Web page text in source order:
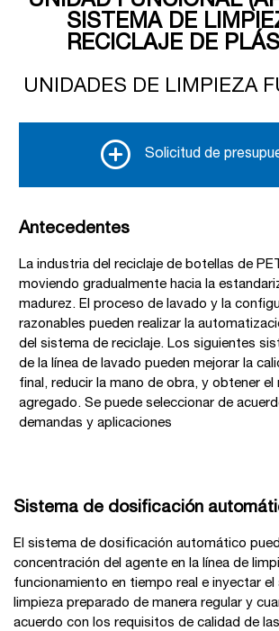
SISTEMA DE
RECICLAJE DE
UNIDADES DE LIMPIEZA
Antecedentes
La industria del reciclaje de botellas de
moviendo gradualmente hacia la
madurez. El proceso de lavado y la
razonables pueden realizar la
del sistema de reciclaje. Los siguientes
de la línea de lavado pueden mejorar la
final, reducir la mano de obra, y obtener el
agregado. Se puede seleccionar de
demandas y aplicaciones
Solicitud de
Sistema de dosificación
El sistema de dosificación automático
concentración del agente en la línea de
funcionamiento en tiempo real e inyectar el
limpieza preparado de manera regular y
acuerdo con los requisitos de calidad de